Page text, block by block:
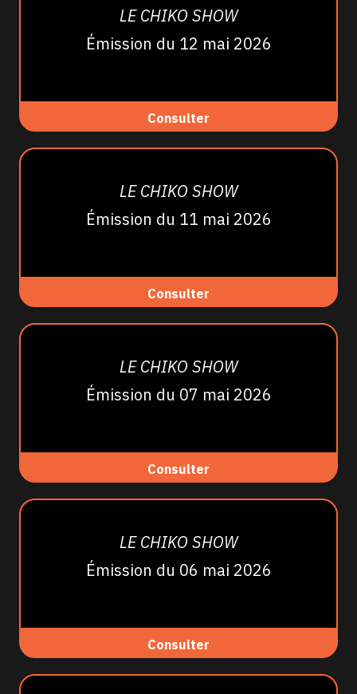
LE CHIKO SHOW
Émission du 12 mai 2026
Consulter
LE CHIKO SHOW
Émission du 11 mai 2026
Consulter
LE CHIKO SHOW
Émission du 07 mai 2026
Consulter
LE CHIKO SHOW
Émission du 06 mai 2026
Consulter